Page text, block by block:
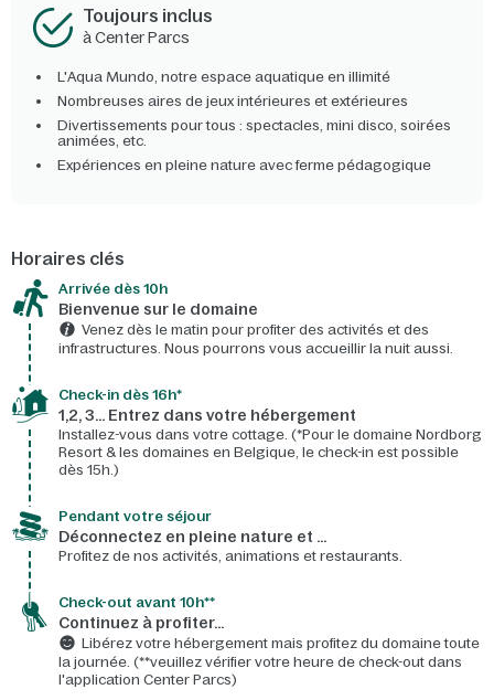
Toujours inclus
à Center Parcs
L'Aqua Mundo, notre espace aquatique en illimité
Nombreuses aires de jeux intérieures et extérieures
Divertissements pour tous : spectacles, mini disco, soirées
animées, etc.
Expériences en pleine nature avec ferme pédagogique
Horaires clés
Arrivée dès 10h​
Bienvenue sur le domaine​
Venez dès le matin pour profiter des activités et des
infrastructures. Nous pourrons vous accueillir la nuit aussi.
Check-in dès 16h*​
1,2, 3… Entrez dans votre hébergement
Installez-vous dans votre cottage. (*Pour le domaine Nordborg
Resort & les domaines en Belgique, le check-in est possible
dès 15h.)
Pendant votre séjour
Déconnectez en pleine nature et …
Profitez de nos activités, animations et restaurants.
Check-out avant 10h**
Continuez à profiter…
Libérez votre hébergement mais profitez du domaine toute
la journée. (**veuillez vérifier votre heure de check-out dans
l'application Center Parcs)